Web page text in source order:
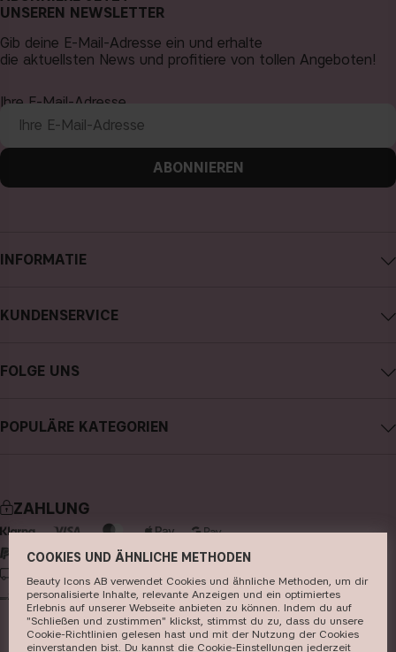
INFORMATIE
Datenschutzerklärung
Store
KUNDENSERVICE
FOLGE UNS
Pinterest
POPULÄRE KATEGORIEN
make-up
hautpflege
haarpflege
parfüm
pinsel & zubehör
UNSEREN NEWSLETTER
Gib deine E-Mail-Adresse ein und erhalte
die aktuellsten News und profitiere von tollen Angeboten!
Ihre E-Mail-Adresse
ABONNIEREN
ZAHLUNG
LIEFERUNG
COOKIES UND ÄHNLICHE METHODEN
Beauty Icons AB verwendet Cookies und ähnliche Methoden, um dir
personalisierte Inhalte, relevante Anzeigen und ein optimiertes
Erlebnis auf unserer Webseite anbieten zu können. Indem du auf
"Schließen und zustimmen" klickst, stimmst du zu, dass du unsere
Cookie-Richtlinien gelesen hast und mit der Nutzung der Cookies
einverstanden bist. Du kannst die Cookie-Einstellungen jederzeit